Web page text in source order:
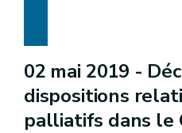
02 mai 2019 -
dispositions
palliatifs dans le